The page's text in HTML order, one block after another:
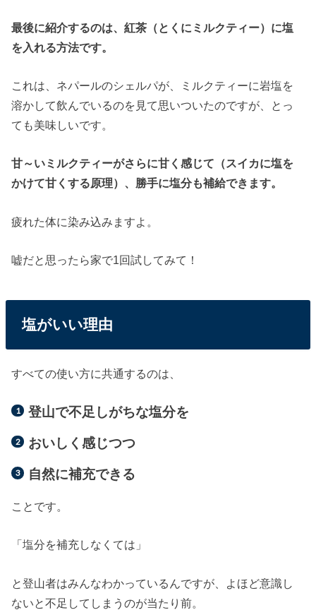
最後に紹介するのは、紅茶（とくにミルクティー）に塩
を入れる方法です。
これは、ネパールのシェルパが、ミルクティーに岩塩を
溶かして飲んでいるのを見て思いついたのですが、とっ
ても美味しいです。
甘～いミルクティーがさらに甘く感じて（スイカに塩を
かけて甘くする原理）、勝手に塩分も補給できます。
疲れた体に染み込みますよ。
嘘だと思ったら家で1回試してみて！
塩がいい理由
すべての使い方に共通するのは、
登山で不足しがちな塩分を
おいしく感じつつ
自然に補充できる
ことです。
「塩分を補充しなくては」
と登山者はみんなわかっているんですが、よほど意識し
ないと不足してしまうのが当たり前。